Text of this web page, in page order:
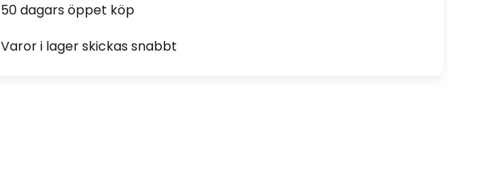
50 dagars öppet köp
Varor i lager skickas snabbt